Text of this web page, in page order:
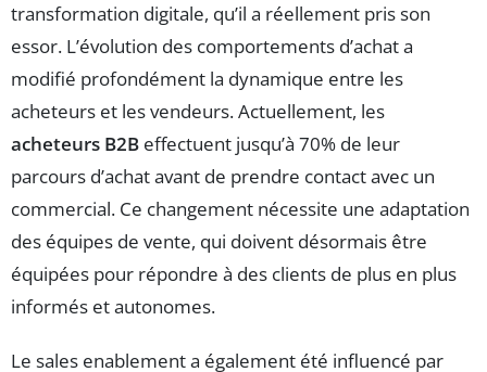
transformation digitale, qu’il a réellement pris son
essor. L’évolution des comportements d’achat a
modifié profondément la dynamique entre les
acheteurs et les vendeurs. Actuellement, les
acheteurs B2B effectuent jusqu’à 70% de leur
parcours d’achat avant de prendre contact avec un
commercial. Ce changement nécessite une adaptation
des équipes de vente, qui doivent désormais être
équipées pour répondre à des clients de plus en plus
informés et autonomes.
Le sales enablement a également été influencé par